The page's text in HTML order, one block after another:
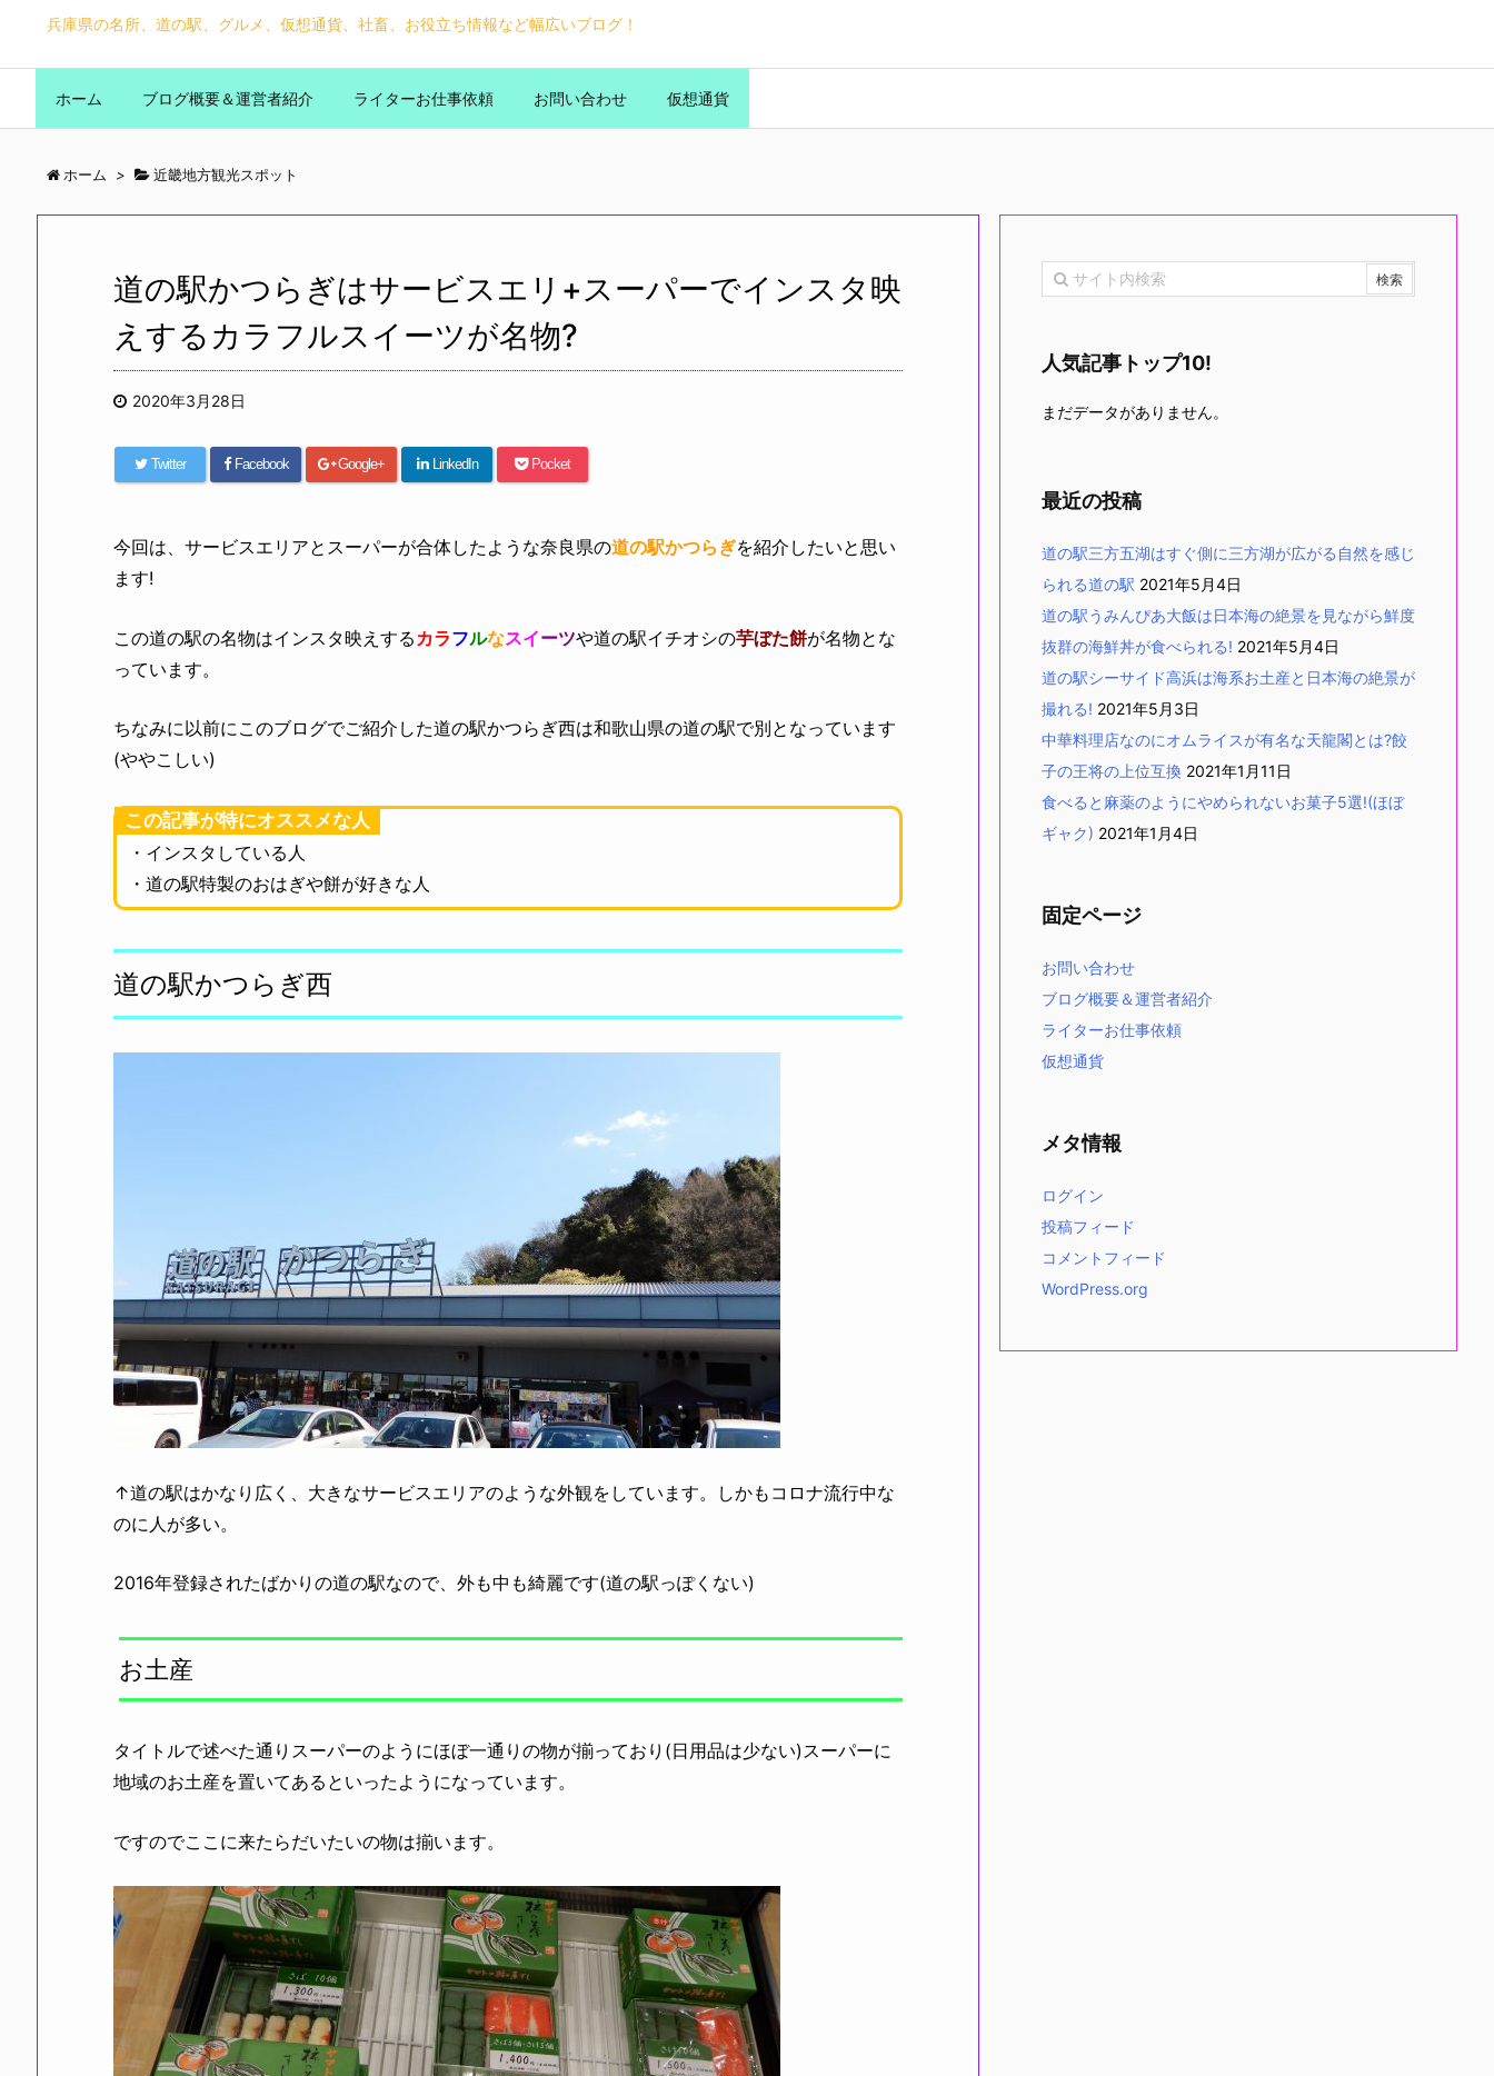
兵庫県の名所、道の駅、グルメ、仮想通貨、社畜、お役立ち情報など幅広いブログ！
ホーム ブログ概要＆運営者紹介 ライターお仕事依頼 お問い合わせ 仮想通貨
ホーム > 近畿地方観光スポット
道の駅かつらぎはサービスエリ+スーパーでインスタ映
えするカラフルスイーツが名物?
2020年3月28日
Twitter Facebook Google+ LinkedIn Pocket
今回は、サービスエリアとスーパーが合体したような奈良県の道の駅かつらぎを紹介したいと思い
ます!
この道の駅の名物はインスタ映えする カラフルなスイーツや道の駅イチオシの芋ぼた餅が名物とな
っています。
ちなみに以前にこのブログでご紹介した道の駅かつらぎ西は和歌山県の道の駅で別となっています
(ややこしい)
この記事が特にオススメな人
・インスタしている人
・道の駅特製のおはぎや餅が好きな人
道の駅かつらぎ西
↑道の駅はかなり広く、大きなサービスエリアのような外観をしています。しかもコロナ流行中な
のに人が多い。
2016年登録されたばかりの道の駅なので、外も中も綺麗です(道の駅っぽくない)
お土産
タイトルで述べた通りスーパーのようにほぼ一通りの物が揃っており(日用品は少ない)スーパーに
地域のお土産を置いてあるといったようになっています。
ですのでここに来たらだいたいの物は揃います。
人気記事トップ10!
まだデータがありません。
最近の投稿
道の駅三方五湖はすぐ側に三方湖が広がる自然を感じ
られる道の駅 2021年5月4日
道の駅うみんぴあ大飯は日本海の絶景を見ながら鮮度
抜群の海鮮丼が食べられる! 2021年5月4日
道の駅シーサイド高浜は海系お土産と日本海の絶景が
撮れる! 2021年5月3日
中華料理店なのにオムライスが有名な天龍閣とは?餃
子の王将の上位互換 2021年1月11日
食べると麻薬のようにやめられないお菓子5選!(ほぼ
ギャク) 2021年1月4日
固定ページ
お問い合わせ
ブログ概要＆運営者紹介
ライターお仕事依頼
仮想通貨
メタ情報
ログイン
投稿フィード
コメントフィード
WordPress.org